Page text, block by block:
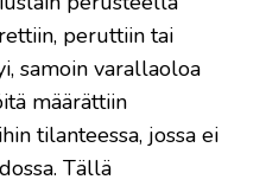
peruttiin tai
samoin varallaoloa
määrättiin
tilanteessa, jossa ei
Tällä